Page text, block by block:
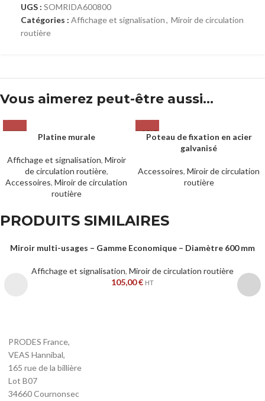
UGS : SOMRIDA600800
Catégories : Affichage et signalisation, Miroir de circulation
routière
Vous aimerez peut-être aussi…
Platine murale
Affichage et signalisation, Miroir
de circulation routière,
Accessoires, Miroir de circulation
routière
SOLD
OUT
Poteau de fixation en acier
galvanisé
Accessoires, Miroir de circulation
routière
PRODUITS SIMILAIRES
Miroir multi-usages – Gamme Economique – Diamètre 600 mm
Affichage et signalisation, Miroir de circulation routière
105,00€ HT
PRODES France,
VEAS Hannibal,
165 rue de la billière
Lot B07
34660 Cournonsec